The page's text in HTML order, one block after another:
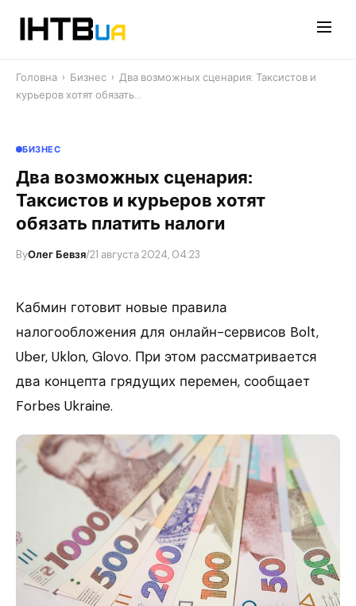
Головна › Бизнес › Два возможных сценария: Таксистов и
курьеров хотят обязать…
БИЗНЕС
Два возможных сценария:
Таксистов и курьеров хотят
обязать платить налоги
ByОлег Бевзя/21 августа 2024, 04:23
Кабмин готовит новые правила
налогообложения для онлайн-сервисов Bolt,
Uber, Uklon, Glovo. При этом рассматривается
два концепта грядущих перемен, сообщает
Forbes Ukraine.